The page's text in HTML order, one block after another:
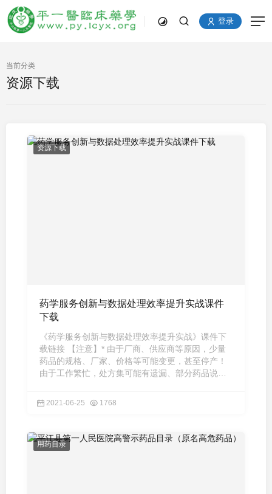
登录
当前分类
资源下载
资源下载
药学服务创新与数据处理效率提升实战课件
下载
《药学服务创新与数据处理效率提升实战》课件下
载链接 【注意】* 由于厂商、供应商等原因，少量
药品的规格、厂家、价格等可能变更，甚至停产！
由于工作繁忙，处方集可能有遗漏、部分药品说明
2021-06-25 1768
用药目录